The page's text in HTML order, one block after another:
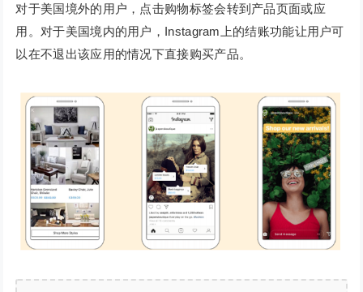
对于美国境外的用户，点击购物标签会转到产品页面或应
用。对于美国境内的用户，Instagram上的结账功能让用户可
以在不退出该应用的情况下直接购买产品。